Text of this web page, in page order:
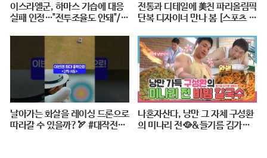
이스라엘군, 하마스 기습에 대응
실패 인정…"전투조율도 안돼"/
전통과 디테일에 美친 파리올림픽
단복 디자이너 만나 봄 [스포츠 탐
날아가는 화살을 레이싱 드론으로
따라갈 수 있을까?🏹 #대작전X1
나혼자산다, 낭만 그 자체 구성환
의 미나리 전🥘&들기름 김가루